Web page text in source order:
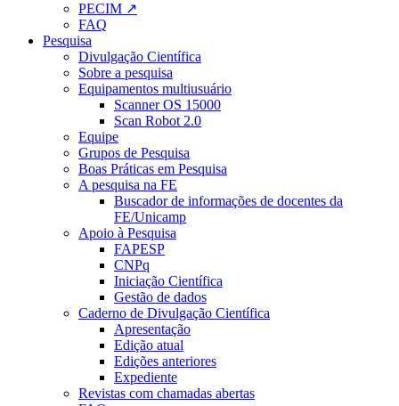
PECIM ↗
FAQ
Pesquisa
Divulgação Científica
Sobre a pesquisa
Equipamentos multiusuário
Scanner OS 15000
Scan Robot 2.0
Equipe
Grupos de Pesquisa
Boas Práticas em Pesquisa
A pesquisa na FE
Buscador de informações de docentes da
FE/Unicamp
Apoio à Pesquisa
FAPESP
CNPq
Iniciação Científica
Gestão de dados
Caderno de Divulgação Científica
Apresentação
Edição atual
Edições anteriores
Expediente
Revistas com chamadas abertas